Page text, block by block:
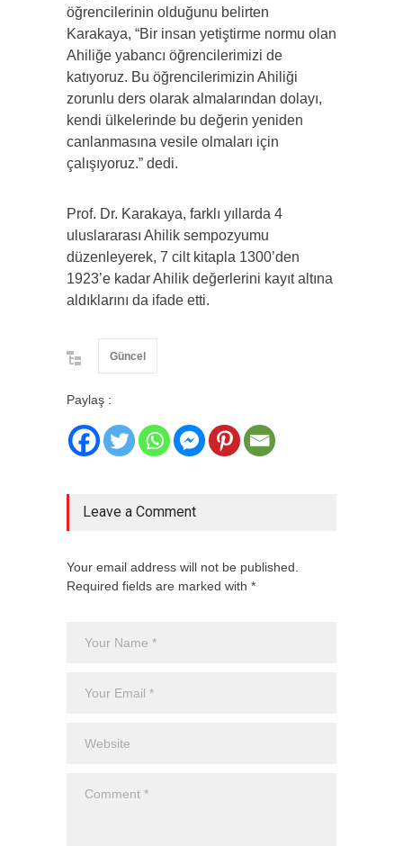
öğrencilerinin olduğunu belirten
Karakaya, “Bir insan yetiştirme normu olan
Ahiliğe yabancı öğrencilerimizi de
katıyoruz. Bu öğrencilerimizin Ahiliği
zorunlu ders olarak almalarından dolayı,
kendi ülkelerinde bu değerin yeniden
canlanmasına vesile olmaları için
çalışıyoruz.” dedi.
Prof. Dr. Karakaya, farklı yıllarda 4
uluslararası Ahilik sempozyumu
düzenleyerek, 7 cilt kitapla 1300’den
1923’e kadar Ahilik değerlerini kayıt altına
aldıklarını da ifade etti.
Güncel
Paylaş :
Leave a Comment
Your email address will not be published.
Required fields are marked with *